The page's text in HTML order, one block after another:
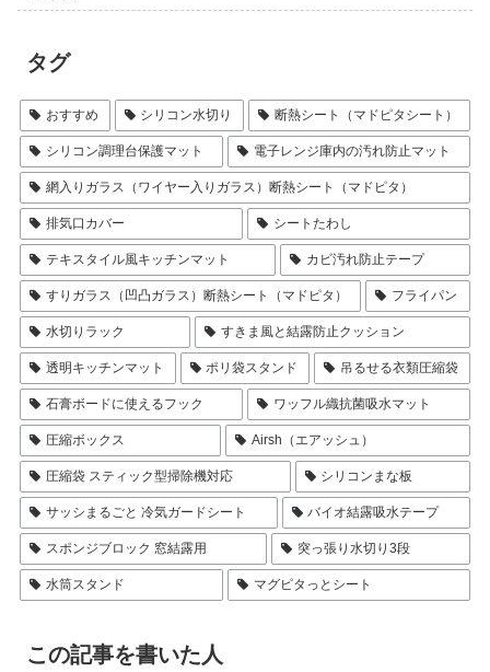
タグ
おすすめ シリコン水切り 断熱シート（マドピタシート）
シリコン調理台保護マット 電子レンジ庫内の汚れ防止マット
網入りガラス（ワイヤー入りガラス）断熱シート（マドピタ）
排気口カバー シートたわし
テキスタイル風キッチンマット カビ汚れ防止テープ
すりガラス（凹凸ガラス）断熱シート（マドピタ） フライパン
水切りラック すきま風と結露防止クッション
透明キッチンマット ポリ袋スタンド 吊るせる衣類圧縮袋
石膏ボードに使えるフック ワッフル織抗菌吸水マット
圧縮ボックス Airsh（エアッシュ）
圧縮袋 スティック型掃除機対応 シリコンまな板
サッシまるごと 冷気ガードシート バイオ結露吸水テープ
スポンジブロック 窓結露用 突っ張り水切り3段
水筒スタンド マグピタっとシート
この記事を書いた人